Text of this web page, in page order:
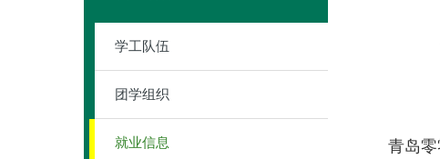
学工队伍
团学组织
就业信息
青岛零零